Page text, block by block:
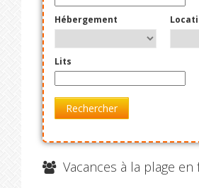
Hébergement
Lits
Rechercher
Vacances à la plage en